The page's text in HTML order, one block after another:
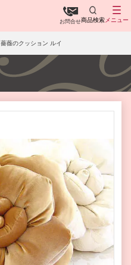
お問合せ商品検索 メニュー
薔薇のクッション ルイ